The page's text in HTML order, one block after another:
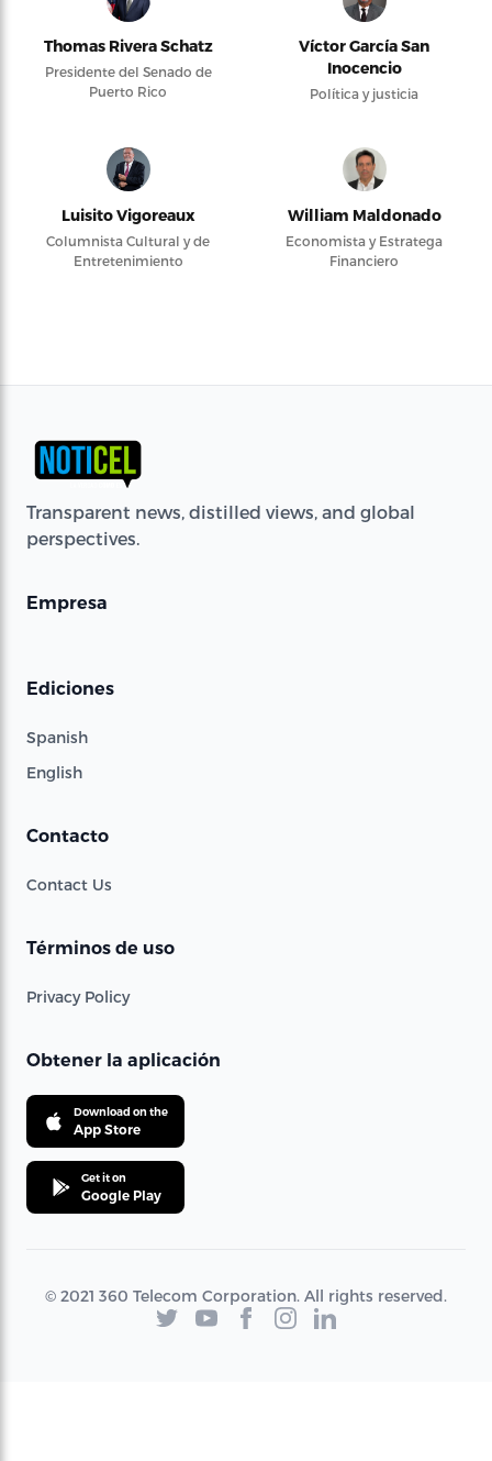
Thomas Rivera Schatz
Presidente del Senado de
Puerto Rico
Víctor García San
Inocencio
Política y justicia
Luisito Vigoreaux
Columnista Cultural y de
Entretenimiento
William Maldonado
Economista y Estratega
Financiero
Transparent news, distilled views, and global
perspectives.
Empresa
Ediciones
Spanish
English
Contacto
Contact Us
Términos de uso
Privacy Policy
Obtener la aplicación
Download on the
App Store
Get it on
Google Play
© 2021 360 Telecom Corporation. All rights reserved.